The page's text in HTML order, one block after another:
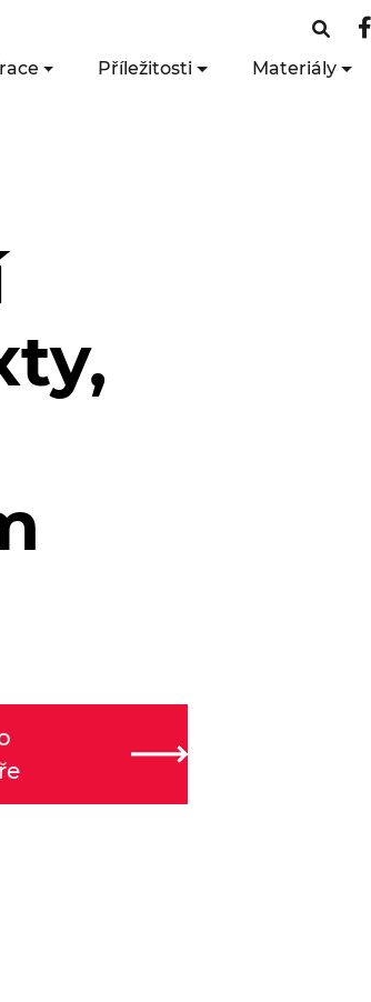
Příležitosti Materiály